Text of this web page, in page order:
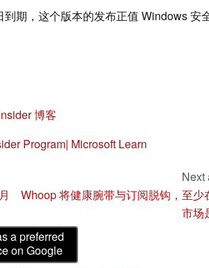
到期，这个版本的发布正值 Windows 安
博客
Program| Microsoft Learn
Next
Whoop 将健康腕带与订阅脱钩，至少
市场
a preferred
on Google